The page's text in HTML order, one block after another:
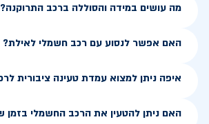
מה עושים במידה והסוללה ברכב התרוקנה?
האם אפשר לנסוע עם רכב חשמלי לאילת?
איפה ניתן למצוא עמדת טעינה ציבורית
האם ניתן להטעין את הרכב החשמלי בזמן